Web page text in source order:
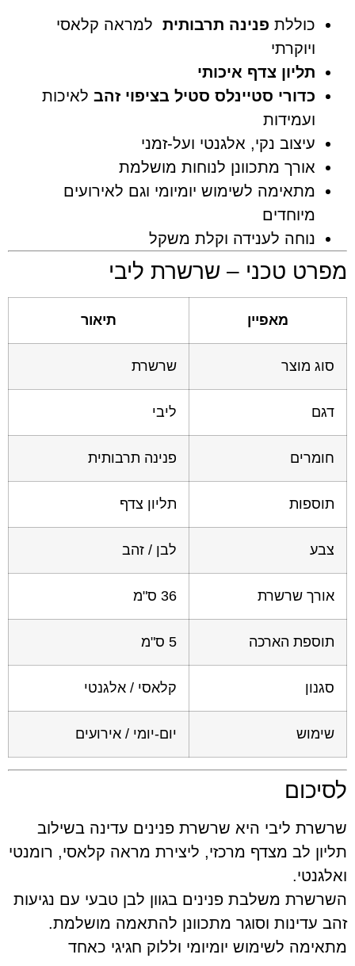
כוללתפנינה תרבותיתלמראה קלאסי
ויוקרתי
תליון צדף איכותי
כדורי סטיינלס סטיל בציפוי זהבלאיכות
ועמידות
עיצוב נקי, אלגנטי ועל-זמני
אורך מתכוונן לנוחות מושלמת
מתאימה לשימוש יומיומי וגם לאירועים
מיוחדים
נוחה לענידה וקלת משקל
טכני – שרשרת ליבי
מאפיין תיאור
מוצר שרשרת
פנינה תרבותית
תליון צדף
לבן / זהב
שרשרת
הארכה
קלאסי / אלגנטי
יום-יומי / אירועים
ליבי היא שרשרת פנינים עדינה בשילוב
לב מצדף מרכזי, ליצירת מראה קלאסי, רומנטי
משלבת פנינים בגוון לבן טבעי עם נגיעות
עדינות וסוגר מתכוונן להתאמה מושלמת.
לשימוש יומיומי וללוק חגיגי כאחד